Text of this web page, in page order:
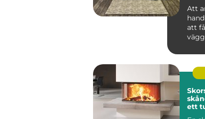
Att
att
skåne trygg
ett